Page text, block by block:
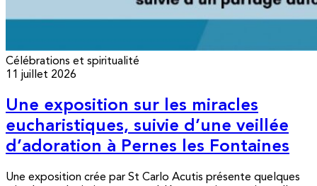
Célébrations et spiritualité
11 juillet 2026
Une exposition sur les miracles
eucharistiques, suivie d’une veillée
d’adoration à Pernes les Fontaines
Une exposition crée par St Carlo Acutis présente quelques